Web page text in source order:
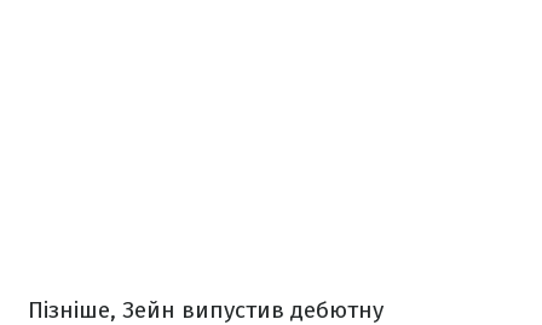
Пізніше, Зейн випустив дебютну